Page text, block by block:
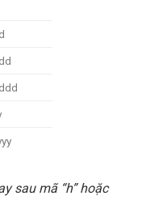
sau mã “h” hoặc